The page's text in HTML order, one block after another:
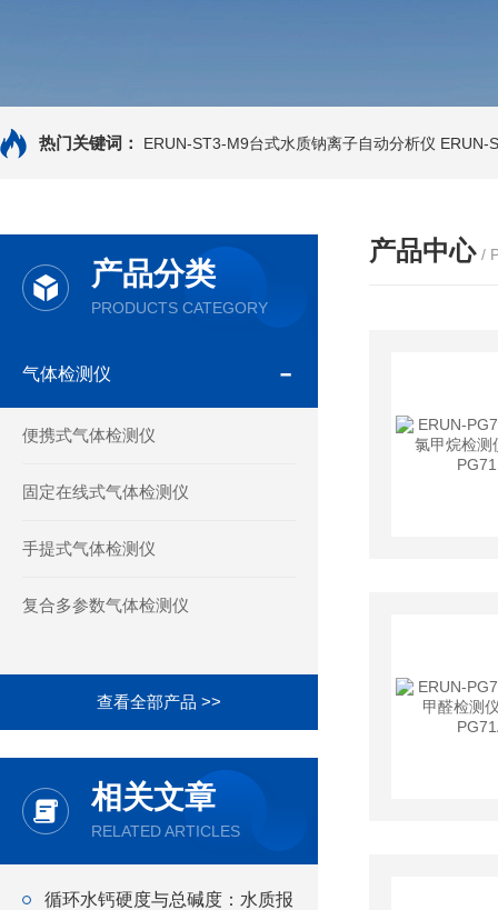
热门关键词： ERUN-ST3-M9台式水质钠离子自动分析仪 ERUN-
产品分类
PRODUCTS CATEGORY
气体检测仪
便携式气体检测仪
固定在线式气体检测仪
手提式气体检测仪
复合多参数气体检测仪
查看全部产品 >>
相关文章
RELATED ARTICLES
循环水钙硬度与总碱度：水质报
产品中心 /